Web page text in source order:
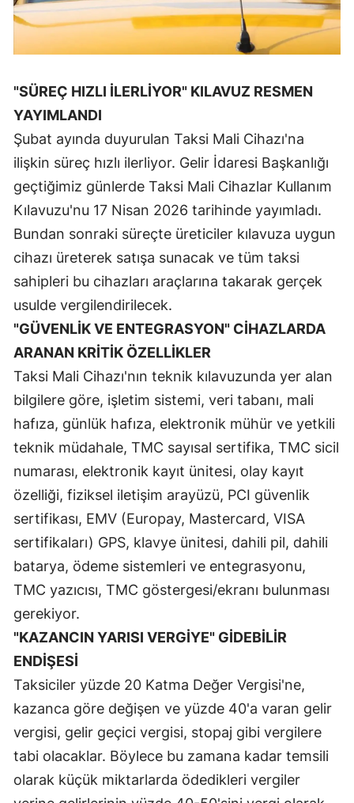
"SÜREÇ HIZLI İLERLİYOR" KILAVUZ RESMEN
YAYIMLANDI
Şubat ayında duyurulan Taksi Mali Cihazı'na
ilişkin süreç hızlı ilerliyor. Gelir İdaresi Başkanlığı
geçtiğimiz günlerde Taksi Mali Cihazlar Kullanım
Kılavuzu'nu 17 Nisan 2026 tarihinde yayımladı.
Bundan sonraki süreçte üreticiler kılavuza uygun
cihazı üreterek satışa sunacak ve tüm taksi
sahipleri bu cihazları araçlarına takarak gerçek
usulde vergilendirilecek.
"GÜVENLİK VE ENTEGRASYON" CİHAZLARDA
ARANAN KRİTİK ÖZELLİKLER
Taksi Mali Cihazı'nın teknik kılavuzunda yer alan
bilgilere göre, işletim sistemi, veri tabanı, mali
hafıza, günlük hafıza, elektronik mühür ve yetkili
teknik müdahale, TMC sayısal sertifika, TMC sicil
numarası, elektronik kayıt ünitesi, olay kayıt
özelliği, fiziksel iletişim arayüzü, PCI güvenlik
sertifikası, EMV (Europay, Mastercard, VISA
sertifikaları) GPS, klavye ünitesi, dahili pil, dahili
batarya, ödeme sistemleri ve entegrasyonu,
TMC yazıcısı, TMC göstergesi/ekranı bulunması
gerekiyor.
"KAZANCIN YARISI VERGİYE" GİDEBİLİR
ENDİŞESİ
Taksiciler yüzde 20 Katma Değer Vergisi'ne,
kazanca göre değişen ve yüzde 40'a varan gelir
vergisi, gelir geçici vergisi, stopaj gibi vergilere
tabi olacaklar. Böylece bu zamana kadar temsili
olarak küçük miktarlarda ödedikleri vergiler